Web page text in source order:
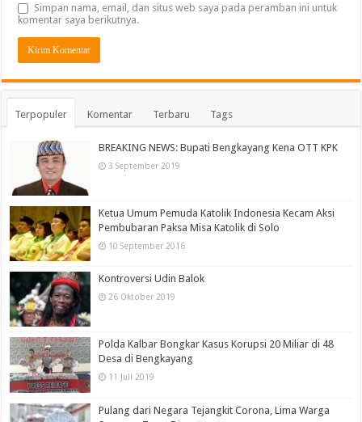
Simpan nama, email, dan situs web saya pada peramban ini untuk
komentar saya berikutnya.
Terpopuler Komentar Terbaru Tags
BREAKING NEWS: Bupati Bengkayang Kena OTT KPK
3 September 2019
Ketua Umum Pemuda Katolik Indonesia Kecam Aksi
Pembubaran Paksa Misa Katolik di Solo
10 September 2016
Kontroversi Udin Balok
26 Oktober 2019
Polda Kalbar Bongkar Kasus Korupsi 20 Miliar di 48
Desa di Bengkayang
11 Juli 2019
Pulang dari Negara Tejangkit Corona, Lima Warga